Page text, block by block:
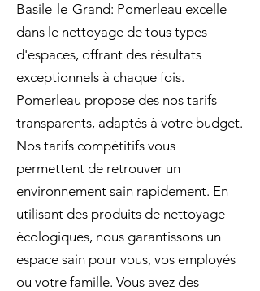
Basile-le-Grand: Pomerleau excelle
dans le nettoyage de tous types
d'espaces, offrant des résultats
exceptionnels à chaque fois.
Pomerleau propose des nos tarifs
transparents, adaptés à votre budget.
Nos tarifs compétitifs vous
permettent de retrouver un
environnement sain rapidement. En
utilisant des produits de nettoyage
écologiques, nous garantissons un
espace sain pour vous, vos employés
ou votre famille. Vous avez des